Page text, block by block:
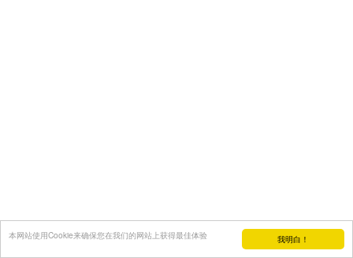
我明白！
本网站使用Cookie来确保您在我们的网站上获得最佳体验